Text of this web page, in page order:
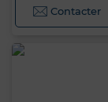
Contacter